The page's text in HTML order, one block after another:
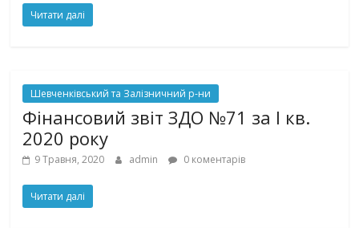
Читати далі
Шевченківський та Залізничний р-ни
Фінансовий звіт ЗДО №71 за І кв.
2020 року
9 Травня, 2020 admin 0 коментарів
Читати далі